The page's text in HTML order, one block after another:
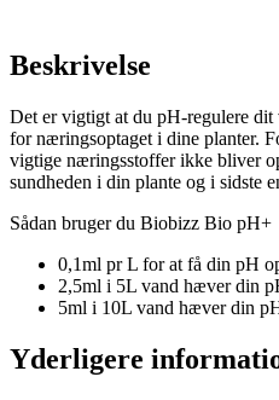
Beskrivelse
Det er vigtigt at du pH-regulere dit
for næringsoptaget i dine planter.
vigtige næringsstoffer ikke bliver
sundheden i din plante og i sidste
Sådan bruger du Biobizz Bio pH+
0,1ml pr L for at få din pH
2,5ml i 5L vand hæver din
5ml i 10L vand hæver din
Yderligere